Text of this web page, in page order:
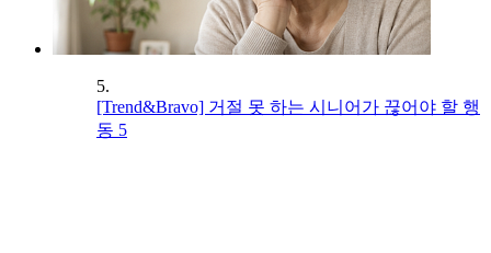
5.
[Trend&Bravo] 거절 못 하는 시니어가 끊어야 할 행
동 5